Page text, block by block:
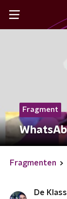
Fragment
WhatsAb
Fragmenten
De